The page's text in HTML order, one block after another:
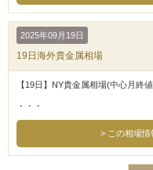
2025年09月19日
19日海外貴金属相場
【19日】NY貴金属相場(中心月終
・・・
この相場